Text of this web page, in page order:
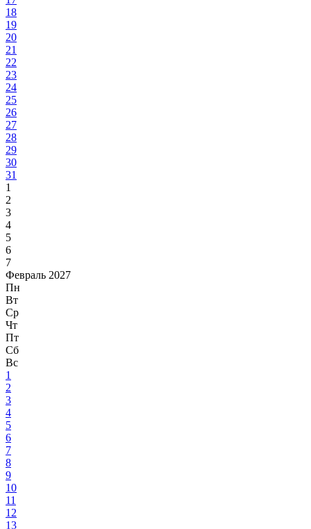
18
19
20
21
22
23
24
25
26
27
28
29
30
31
1
2
3
4
5
6
7
Февраль 2027
Пн
Вт
Ср
Чт
Пт
Сб
Вс
1
2
3
4
5
6
7
8
9
10
11
12
13